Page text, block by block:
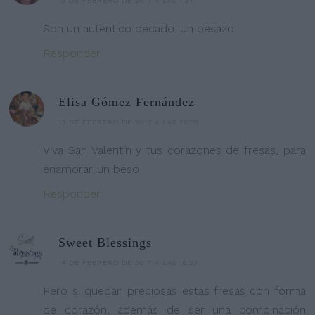
Son un auténtico pecado. Un besazo.
Responder
Elisa Gómez Fernández
Viva San Valentín y tus corazones de fresas, para
enamorar!!un beso
Responder
Sweet Blessings
Pero si quedan preciosas estas fresas con forma
de corazón, además de ser una combinación